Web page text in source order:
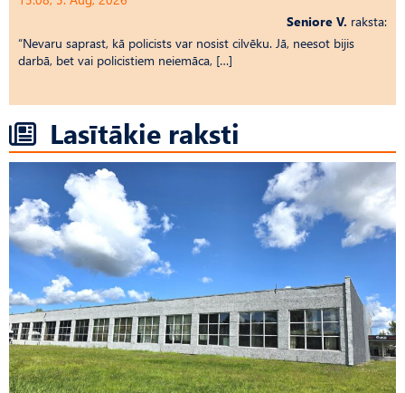
Seniore V. raksta:
“Nevaru saprast, kā policists var nosist cilvēku. Jā, neesot bijis
darbā, bet vai policistiem neiemāca, […]
Lasītākie raksti